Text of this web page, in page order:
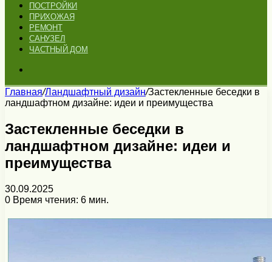
ПОСТРОЙКИ
ПРИХОЖАЯ
РЕМОНТ
САНУЗЕЛ
ЧАСТНЫЙ ДОМ
Главная/Ландшафтный дизайн/Застекленные беседки в
ландшафтном дизайне: идеи и преимущества
Застекленные беседки в
ландшафтном дизайне: идеи и
преимущества
30.09.2025
0 Время чтения: 6 мин.